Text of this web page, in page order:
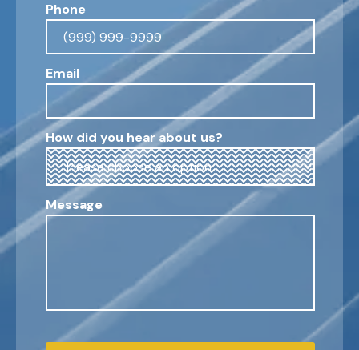
Phone
Email
How did you hear about us?
Message